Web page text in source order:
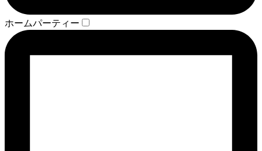
ホームパーティー